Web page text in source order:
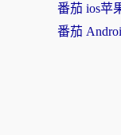
番茄 ios苹
番茄